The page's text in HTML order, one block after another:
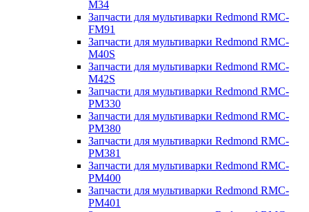
M34
Запчасти для мультиварки Redmond RMC-
FM91
Запчасти для мультиварки Redmond RMC-
M40S
Запчасти для мультиварки Redmond RMC-
M42S
Запчасти для мультиварки Redmond RMC-
PM330
Запчасти для мультиварки Redmond RMC-
PM380
Запчасти для мультиварки Redmond RMC-
PM381
Запчасти для мультиварки Redmond RMC-
PM400
Запчасти для мультиварки Redmond RMC-
PM401